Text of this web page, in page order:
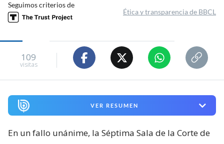
Seguimos criterios de
Ética y transparencia de BBCL
109
visitas
VER RESUMEN
En un fallo unánime, la Séptima Sala de la Corte de